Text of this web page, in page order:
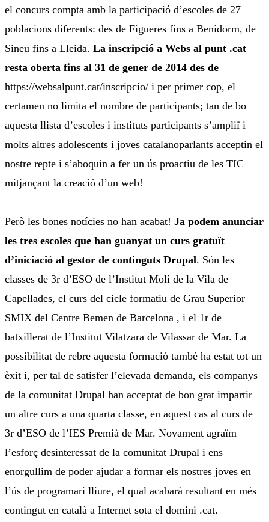
el concurs compta amb la participació d’escoles de 27
poblacions diferents: des de Figueres fins a Benidorm, de
Sineu fins a Lleida. La inscripció a Webs al punt .cat
resta oberta fins al 31 de gener de 2014 des de
https://websalpunt.cat/inscripcio/ i per primer cop, el
certamen no limita el nombre de participants; tan de bo
aquesta llista d’escoles i instituts participants s’ampliï i
molts altres adolescents i joves catalanoparlants acceptin el
nostre repte i s’aboquin a fer un ús proactiu de les TIC
mitjançant la creació d’un web!
Però les bones notícies no han acabat! Ja podem anunciar
les tres escoles que han guanyat un curs gratuït
d’iniciació al gestor de continguts Drupal. Són les
classes de 3r d’ESO de l’Institut Molí de la Vila de
Capellades, el curs del cicle formatiu de Grau Superior
SMIX del Centre Bemen de Barcelona , i el 1r de
batxillerat de l’Institut Vilatzara de Vilassar de Mar. La
possibilitat de rebre aquesta formació també ha estat tot un
èxit i, per tal de satisfer l’elevada demanda, els companys
de la comunitat Drupal han acceptat de bon grat impartir
un altre curs a una quarta classe, en aquest cas al curs de
3r d’ESO de l’IES Premià de Mar. Novament agraïm
l’esforç desinteressat de la comunitat Drupal i ens
enorgullim de poder ajudar a formar els nostres joves en
l’ús de programari lliure, el qual acabarà resultant en més
contingut en català a Internet sota el domini .cat.